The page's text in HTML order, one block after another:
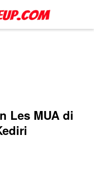
Les MUA di